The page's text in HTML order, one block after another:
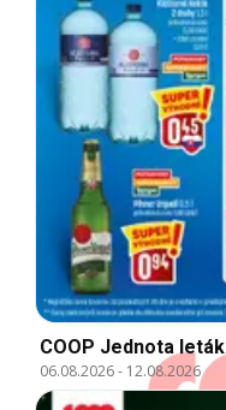
COOP Jednota leták
06.08.2026- 12.08.2026